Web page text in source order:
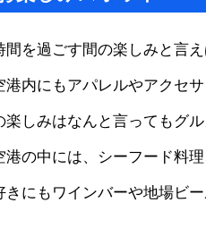
間を過ごす間の楽しみと言
港内にもアパレルやアクセ
楽しみはなんと言ってもグル
港の中には、シーフード料
きにもワインバーや地場ビ